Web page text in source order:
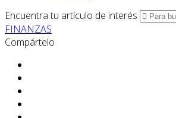
Encuentra tu artículo de interés
FINANZAS
Compártelo